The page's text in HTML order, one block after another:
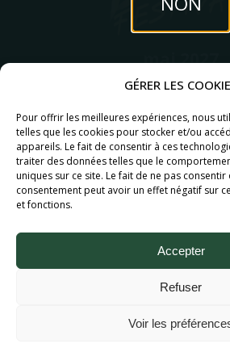
GÉRER LES
Pour offrir les meilleures expériences, nous
telles que les cookies pour stocker et/ou
appareils. Le fait de consentir à ces
traiter des données telles que le
uniques sur ce site. Le fait de ne pas
consentement peut avoir un effet négatif sur
et fonctions.
Accepter
Refuser
Voir les
mai 2027
6MIC, Aix-en-
Partenaires
Aix Bière Festival (c) 2026 -
Mentions légales.
OUI